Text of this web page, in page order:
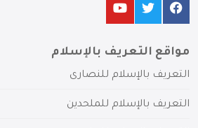
مواقع التعريف بالإسلام
التعريف بالإسلام للنصارى
التعريف بالإسلام للملحدين